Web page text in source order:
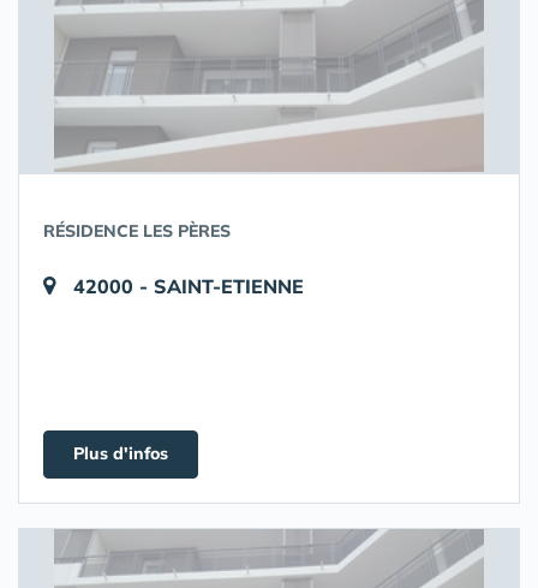
RÉSIDENCE LES PÈRES
42000 - SAINT-ETIENNE
Plus d'infos